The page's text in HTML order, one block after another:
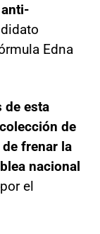
Edna
de esta
de
frenar la
nacional
el